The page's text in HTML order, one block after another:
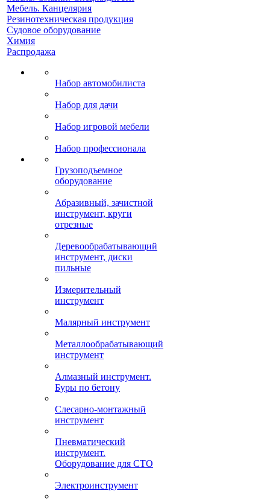
Мебель. Канцелярия
Резинотехническая продукция
Судовое оборудование
Химия
Распродажа
Набор автомобилиста
Набор для дачи
Набор игровой мебели
Набор профессионала
Грузоподъемное
оборудование
Абразивный, зачистной
инструмент, круги
отрезные
Деревообрабатывающий
инструмент, диски
пильные
Измерительный
инструмент
Малярный инструмент
Металлообрабатывающий
инструмент
Алмазный инструмент.
Буры по бетону
Слесарно-монтажный
инструмент
Пневматический
инструмент.
Оборудование для СТО
Электроинструмент